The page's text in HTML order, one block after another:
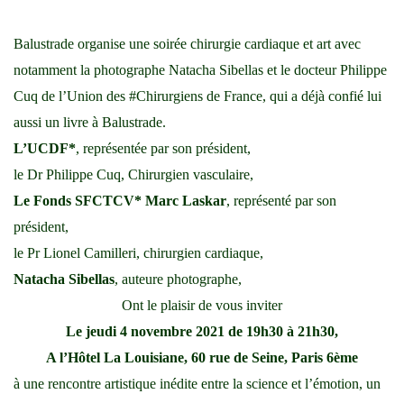
Balustrade organise une soirée chirurgie cardiaque et art avec
notamment la photographe Natacha Sibellas et le docteur Philippe
Cuq de l’Union des #Chirurgiens de France, qui a déjà confié lui
aussi un livre à Balustrade.
L’UCDF*, représentée par son président,
le Dr Philippe Cuq, Chirurgien vasculaire,
Le Fonds SFCTCV* Marc Laskar, représenté par son
président,
le Pr Lionel Camilleri, chirurgien cardiaque,
Natacha Sibellas, auteure photographe,
Ont le plaisir de vous inviter
Le jeudi 4 novembre 2021 de 19h30 à 21h30,
A l’Hôtel La Louisiane, 60 rue de Seine, Paris 6ème
à une rencontre artistique inédite entre la science et l’émotion, un